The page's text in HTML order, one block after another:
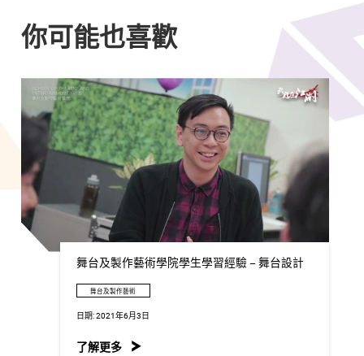
你可能也喜歡
舞台及製作藝術學院學生學習經驗 – 舞台設計
舞台及製作藝術
日期:2021年6月3日
了解更多